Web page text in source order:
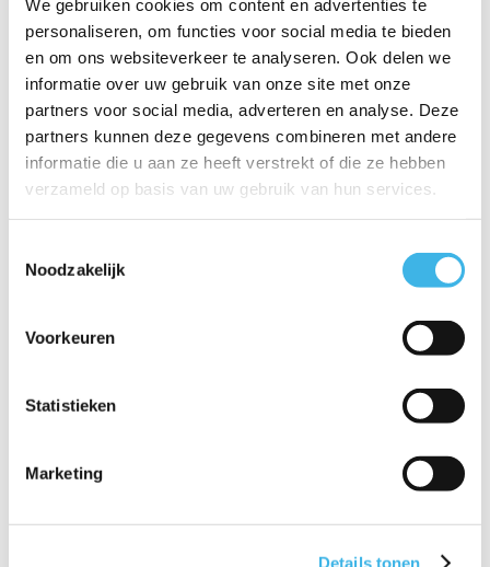
We gebruiken cookies om content en advertenties te
personaliseren, om functies voor social media te bieden
en om ons websiteverkeer te analyseren. Ook delen we
informatie over uw gebruik van onze site met onze
partners voor social media, adverteren en analyse. Deze
partners kunnen deze gegevens combineren met andere
informatie die u aan ze heeft verstrekt of die ze hebben
verzameld op basis van uw gebruik van hun services.
Noodzakelijk
Voorkeuren
Statistieken
Marketing
Details tonen
Martijn
Meer weten over deze cursus?